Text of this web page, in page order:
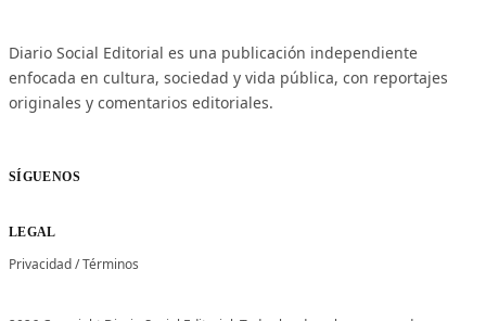
Diario Social Editorial es una publicación independiente
enfocada en cultura, sociedad y vida pública, con reportajes
originales y comentarios editoriales.
SÍGUENOS
LEGAL
Privacidad/Términos